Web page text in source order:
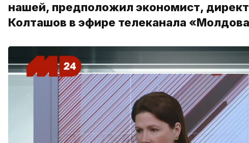
нашей, предположил экономист,
Колташов в эфире телеканала